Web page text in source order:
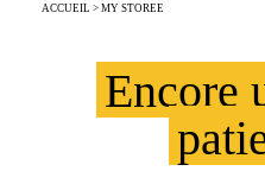
ACCUEIL > MY STOREE
Encore